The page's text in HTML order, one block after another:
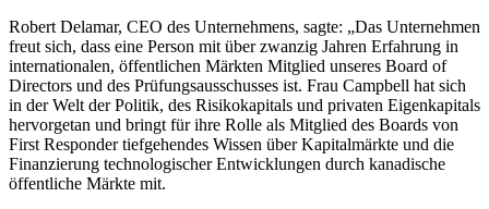
Robert Delamar, CEO des Unternehmens, sagte: „Das Unternehmen
freut sich, dass eine Person mit über zwanzig Jahren Erfahrung in
internationalen, öffentlichen Märkten Mitglied unseres Board of
Directors und des Prüfungsausschusses ist. Frau Campbell hat sich
in der Welt der Politik, des Risikokapitals und privaten Eigenkapitals
hervorgetan und bringt für ihre Rolle als Mitglied des Boards von
First Responder tiefgehendes Wissen über Kapitalmärkte und die
Finanzierung technologischer Entwicklungen durch kanadische
öffentliche Märkte mit.